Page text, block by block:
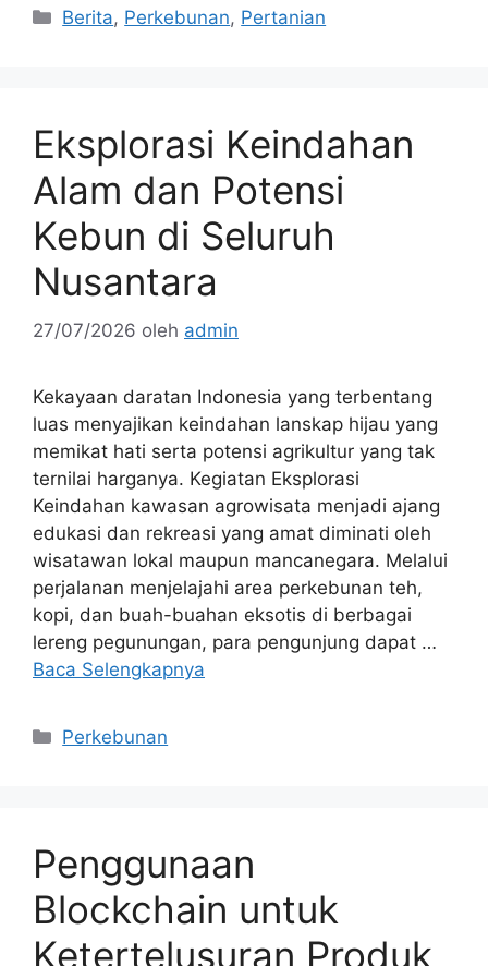
Kategori
Berita, Perkebunan, Pertanian
Eksplorasi Keindahan
Alam dan Potensi
Kebun di Seluruh
Nusantara
27/07/2026 oleh admin
Kekayaan daratan Indonesia yang terbentang
luas menyajikan keindahan lanskap hijau yang
memikat hati serta potensi agrikultur yang tak
ternilai harganya. Kegiatan Eksplorasi
Keindahan kawasan agrowisata menjadi ajang
edukasi dan rekreasi yang amat diminati oleh
wisatawan lokal maupun mancanegara. Melalui
perjalanan menjelajahi area perkebunan teh,
kopi, dan buah-buahan eksotis di berbagai
lereng pegunungan, para pengunjung dapat …
Baca Selengkapnya
Kategori
Perkebunan
Penggunaan
Blockchain untuk
Ketertelusuran Produk